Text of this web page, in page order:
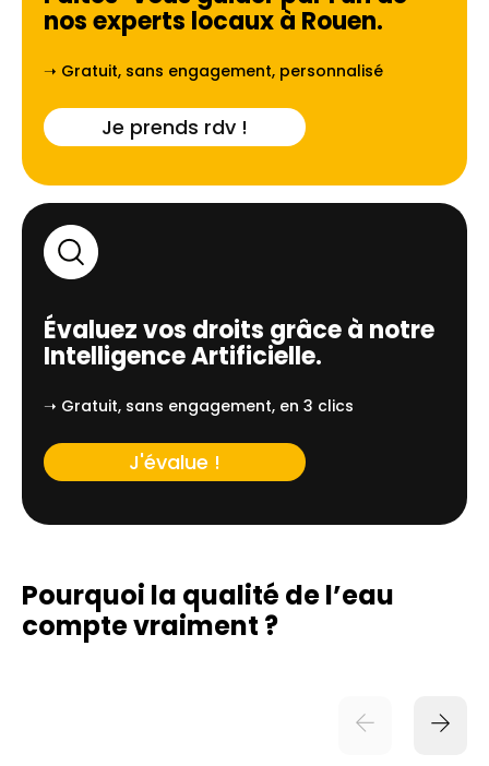
nos experts locaux à Rouen.
➝ Gratuit, sans engagement, personnalisé
Je prends rdv !
Évaluez vos droits grâce à notre
Intelligence Artificielle.
➝ Gratuit, sans engagement, en 3 clics
J'évalue !
Pourquoi la qualité de l’eau
compte vraiment ?